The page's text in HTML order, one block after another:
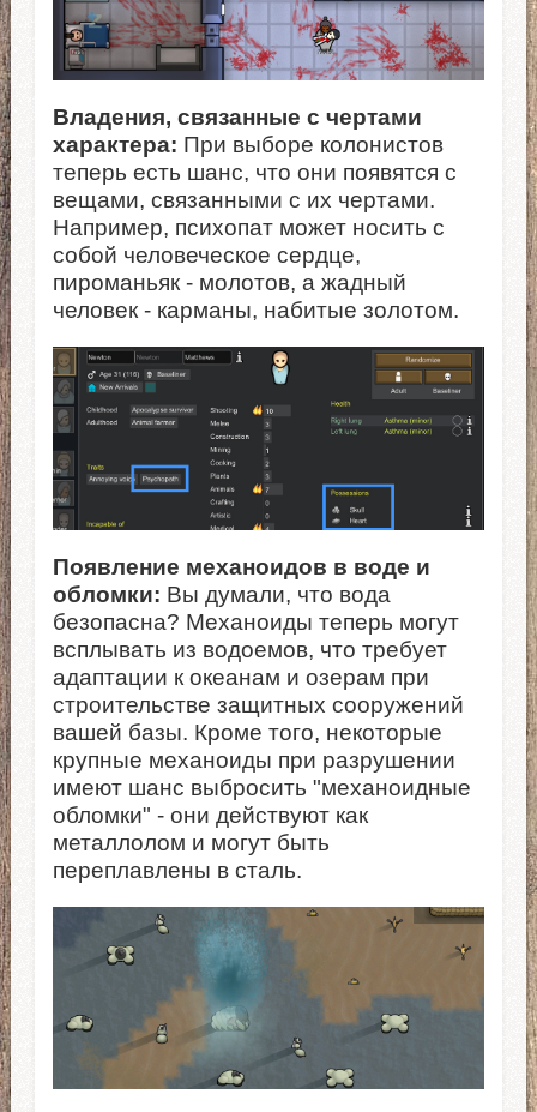
Владения, связанные с чертами
характера: При выборе колонистов
теперь есть шанс, что они появятся с
вещами, связанными с их чертами.
Например, психопат может носить с
собой человеческое сердце,
пироманьяк - молотов, а жадный
человек - карманы, набитые золотом.
Появление механоидов в воде и
обломки: Вы думали, что вода
безопасна? Механоиды теперь могут
всплывать из водоемов, что требует
адаптации к океанам и озерам при
строительстве защитных сооружений
вашей базы. Кроме того, некоторые
крупные механоиды при разрушении
имеют шанс выбросить "механоидные
обломки" - они действуют как
металлолом и могут быть
переплавлены в сталь.